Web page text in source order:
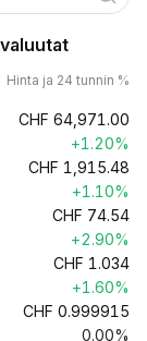
Hinta ja 24 tunnin %
CHF 64,971.00
+1.20%
CHF 1,915.48
+1.10%
CHF 74.54
+2.90%
CHF 1.034
+1.60%
CHF 0.999915
0.00%